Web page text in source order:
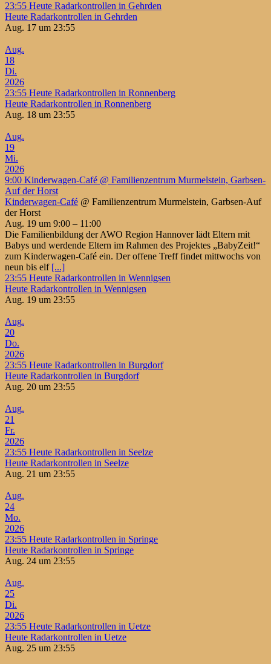
23:55 Heute Radarkontrollen in Gehrden
Heute Radarkontrollen in Gehrden
Aug. 17 um 23:55
Aug.
18
Di.
2026
23:55 Heute Radarkontrollen in Ronnenberg
Heute Radarkontrollen in Ronnenberg
Aug. 18 um 23:55
Aug.
19
Mi.
2026
9:00 Kinderwagen-Café @ Familienzentrum Murmelstein, Garbsen-
Auf der Horst
Kinderwagen-Café @ Familienzentrum Murmelstein, Garbsen-Auf
der Horst
Aug. 19 um 9:00 – 11:00
Die Familienbildung der AWO Region Hannover lädt Eltern mit
Babys und werdende Eltern im Rahmen des Projektes „BabyZeit!“
zum Kinderwagen-Café ein. Der offene Treff findet mittwochs von
neun bis elf [...]
23:55 Heute Radarkontrollen in Wennigsen
Heute Radarkontrollen in Wennigsen
Aug. 19 um 23:55
Aug.
20
Do.
2026
23:55 Heute Radarkontrollen in Burgdorf
Heute Radarkontrollen in Burgdorf
Aug. 20 um 23:55
Aug.
21
Fr.
2026
23:55 Heute Radarkontrollen in Seelze
Heute Radarkontrollen in Seelze
Aug. 21 um 23:55
Aug.
24
Mo.
2026
23:55 Heute Radarkontrollen in Springe
Heute Radarkontrollen in Springe
Aug. 24 um 23:55
Aug.
25
Di.
2026
23:55 Heute Radarkontrollen in Uetze
Heute Radarkontrollen in Uetze
Aug. 25 um 23:55